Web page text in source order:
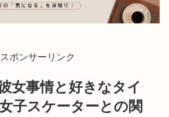
スポンサーリンク
女事情と好きなタイ
子スケーターとの関